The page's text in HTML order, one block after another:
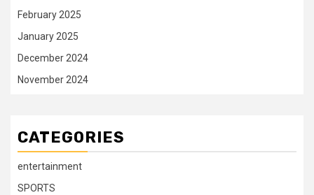
February 2025
January 2025
December 2024
November 2024
CATEGORIES
entertainment
SPORTS